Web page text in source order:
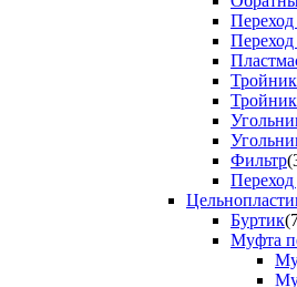
Переход
Переход
Тройник
Фильтр
Переход
Буртик
Муфта